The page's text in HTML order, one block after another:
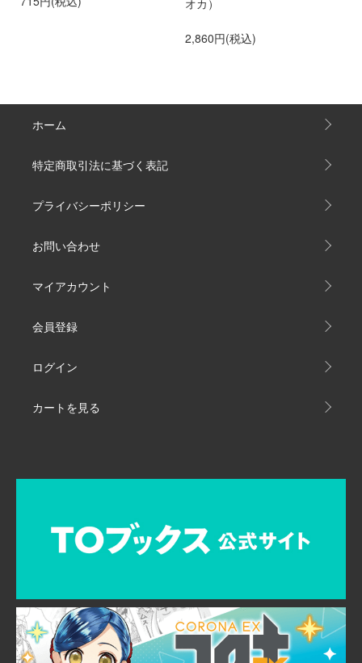
2,860円(税込)
ホーム
特定商取引法に基づく表記
プライバシーポリシー
お問い合わせ
マイアカウント
会員登録
ログイン
カートを見る